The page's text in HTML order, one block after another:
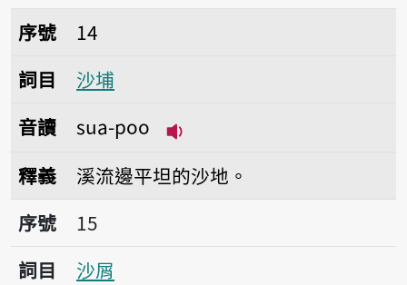
序號14沙埔
序號
14
詞目
沙埔
音讀
sua-poo
釋義
溪流邊平坦的沙地。
序號15沙屑
序號
15
詞目
沙屑